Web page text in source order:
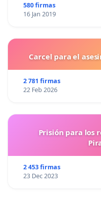
580 firmas
16 Jan 2019
Carcel para el
2 781 firmas
22 Feb 2026
Prisión para los
2 453 firmas
23 Dec 2023